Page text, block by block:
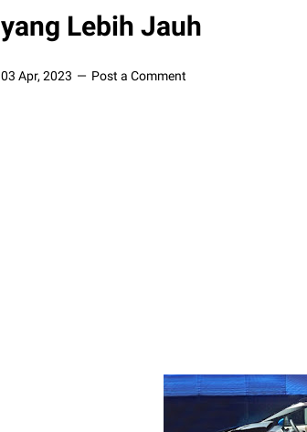
yang Lebih Jauh
03 Apr, 2023 Post a Comment